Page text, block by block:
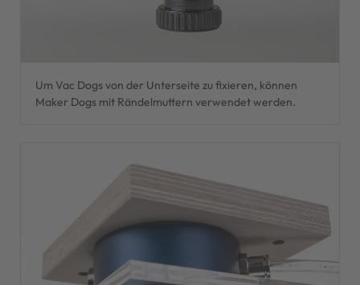
Um Vac Dogs von der Unterseite zu fixieren, können
Maker Dogs mit Rändelmuttern verwendet werden.